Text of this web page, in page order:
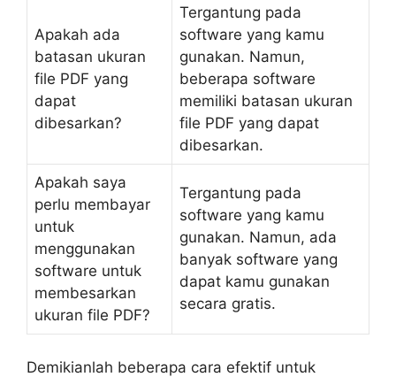
Apakah ada
batasan ukuran
file PDF yang
dapat
dibesarkan?
Tergantung pada
software yang kamu
gunakan. Namun,
beberapa software
memiliki batasan ukuran
file PDF yang dapat
dibesarkan.
Apakah saya
perlu membayar
untuk
menggunakan
software untuk
membesarkan
ukuran file PDF?
Tergantung pada
software yang kamu
gunakan. Namun, ada
banyak software yang
dapat kamu gunakan
secara gratis.
Demikianlah beberapa cara efektif untuk